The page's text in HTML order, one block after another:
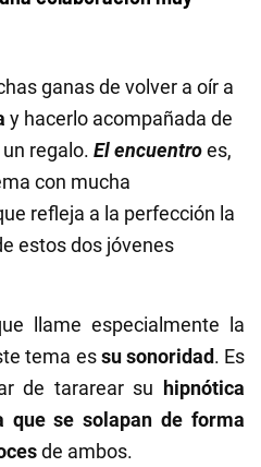
ganas de volver a oír a
y hacerlo acompañada de
regalo. El encuentroes,
con mucha
refleja a la perfección la
estos dos jóvenes
llame especialmente la
tema essu sonoridad. Es
de tararear su
hipnótica
que se solapan de forma
de ambos.